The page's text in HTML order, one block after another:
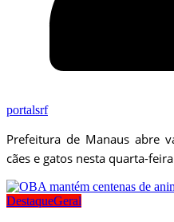
portalsrf
Prefeitura de Manaus abre
cães e gatos nesta quarta-
DestaqueGeral